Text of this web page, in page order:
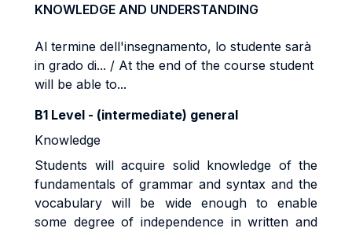
KNOWLEDGE AND UNDERSTANDING
Al termine dell'insegnamento, lo studente sarà
in grado di... / At the end of the course student
will be able to...
B1 Level - (intermediate) general
Knowledge
Students will acquire solid knowledge of the
fundamentals of grammar and syntax and the
vocabulary will be wide enough to enable
some degree of independence in written and